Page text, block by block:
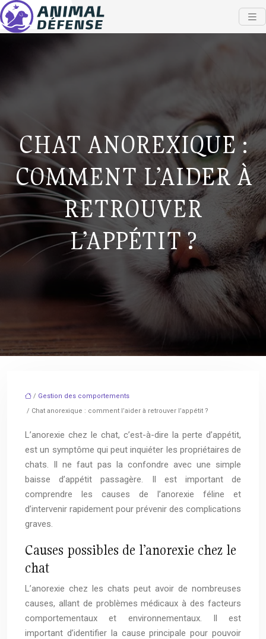
CHAT ANOREXIQUE :
COMMENT L’AIDER À
RETROUVER
L’APPÉTIT ?
/ Gestion des comportements
/ Chat anorexique : comment l’aider à retrouver l’appétit ?
L’anorexie chez le chat, c’est-à-dire la perte d’appétit,
est un symptôme qui peut inquiéter les propriétaires de
chats. Il ne faut pas la confondre avec une simple
baisse d’appétit passagère. Il est important de
comprendre les causes de l’anorexie féline et
d’intervenir rapidement pour prévenir des complications
graves.
Causes possibles de l’anorexie chez le
chat
L’anorexie chez les chats peut avoir de nombreuses
causes, allant de problèmes médicaux à des facteurs
comportementaux et environnementaux. Il est
important d’identifier la cause principale pour pouvoir